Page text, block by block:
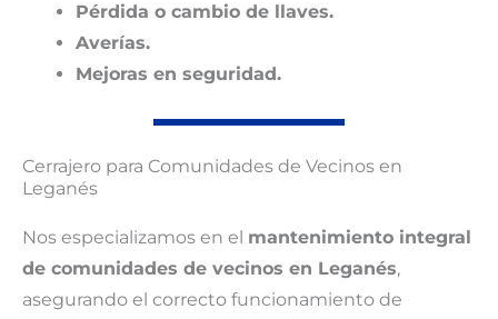
Pérdida o cambio de llaves.
Averías.
Mejoras en seguridad.
Cerrajero para Comunidades de Vecinos en
Leganés
Nos especializamos en el mantenimiento integral
de comunidades de vecinos en Leganés,
asegurando el correcto funcionamiento de